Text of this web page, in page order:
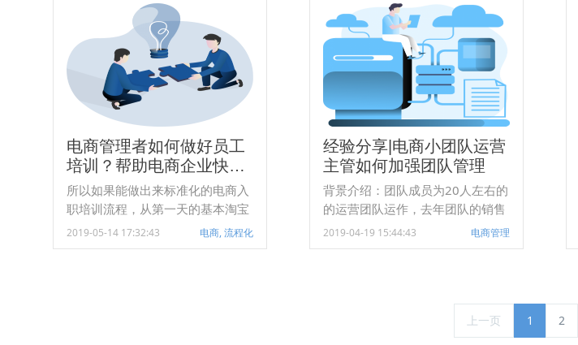
化协同管理解决方案能够帮助零售
企业打破企业信息孤岛，提高员工
工作率，鼓励员工分享经验知识，
实现企业各种制度及时落地，解决
各个门店各类重要申请审批的时效
性，跟各个经销商保持良好合作关
和应用，另一方面也要兼顾市场和
盈利能力。 然而，目前教培行业的
市场盈利能力并不乐观。大部分培
训机构处于亏损状态，只有少部分
机构真正盈利，利润率还有所下
降。这足以说明教培市场竞争的异
常剧烈。
电商管理者如何做好员工
培训？帮助电商企业快速
打造公司入职培训流程 |
附电商入职培训流程模板
所以如果能做出来标准化的电商入
职培训流程，从第一天的基本淘宝
交易流程介绍售前咨询-下订单-付
款-发货-收货-评价，千牛软件操作
2019-05-14 17:32:43 电商, 流程化
经验分享|电商小团队运营
主管如何加强团队管理
背景介绍：团队成员为20人左右的
的运营团队运作，去年团队的销售
达到7000万，属于中小卖家，做
的是小家电-个人护理类目，在小团
2019-04-19 15:44:43 电商管理
上一页 1 2